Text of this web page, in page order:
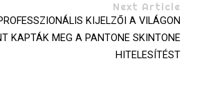
Next Article
KIJELZŐI A VILÁGON
KAPTÁK MEG A PANTONE SKINTONE
HITELESÍTÉST